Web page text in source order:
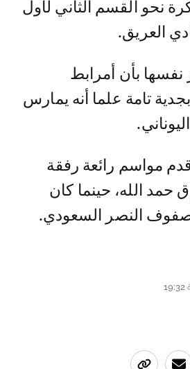
نحو القسم الثاني لأول
العريق.
بأن أمرابط
تامة علما أنه يمارس
مواسم رائعة رفقة
حمد الله، حينما كان
صفوف النصر السعودي.